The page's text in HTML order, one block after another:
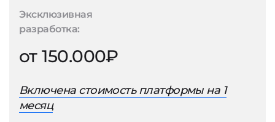
Эксклюзивная
разработка:
от 150.000₽
Включена стоимость платформы на 1
месяц